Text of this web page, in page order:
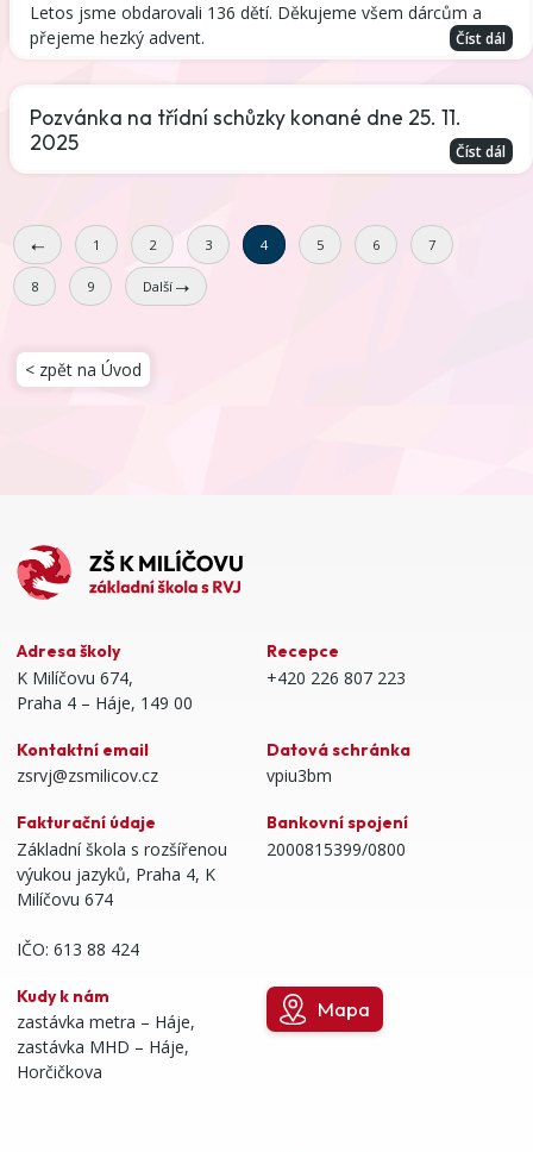
Letos jsme obdarovali 136 dětí. Děkujeme všem dárcům a
přejeme hezký advent.
Číst dál
Pozvánka na třídní schůzky konané dne 25. 11.
2025
Číst dál
1 2 3 4 5 6 7
8 9 Další
< zpět na Úvod
Adresa školy
K Milíčovu 674,
Praha 4 – Háje, 149 00
Recepce
+420 226 807 223
Kontaktní email
zsrvj@zsmilicov.cz
Datová schránka
vpiu3bm
Fakturační údaje
Základní škola s rozšířenou
výukou jazyků, Praha 4, K
Milíčovu 674
IČO: 613 88 424
Bankovní spojení
2000815399/0800
Kudy k nám
zastávka metra – Háje,
zastávka MHD – Háje,
Horčičkova
Mapa